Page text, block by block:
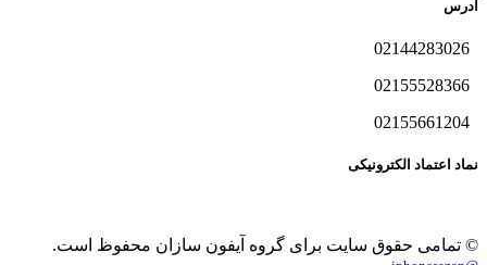
آدرس
نماد اعتماد الکترونیکی
© تمامی حقوق سایت برای گروه آیفون سازان محفوظ است.